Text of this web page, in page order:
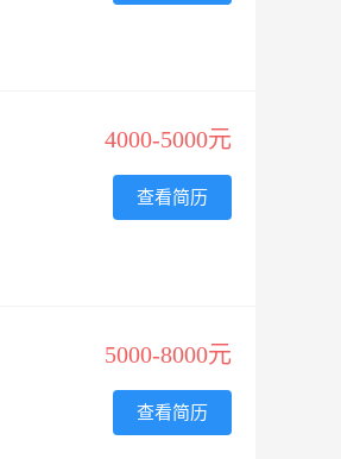
4000-5000元
查看简历
5000-8000元
查看简历